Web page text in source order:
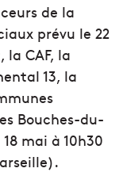
de la
prévu le 22
CAF, la
13, la
Bouches-du-
mai à 10h30